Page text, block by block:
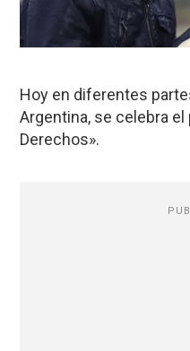
Hoy en diferentes
Argentina, se celebra el
Derechos».